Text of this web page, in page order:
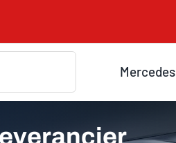
Mercedes